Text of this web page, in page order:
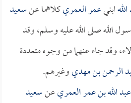
ابنيعمر العمريكلاهما عنسعيد
الله صلى الله عليه وسلم، وقد
وقد جاء عنهما من وجوه متعددة
الرحمن بن مهديوغيرهم.
عبد الله بن عمر العمريعنسعيد